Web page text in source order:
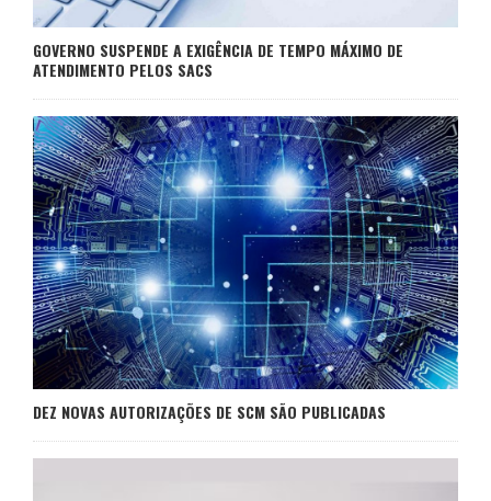
GOVERNO SUSPENDE A EXIGÊNCIA DE TEMPO MÁXIMO DE
ATENDIMENTO PELOS SACS
DEZ NOVAS AUTORIZAÇÕES DE SCM SÃO PUBLICADAS